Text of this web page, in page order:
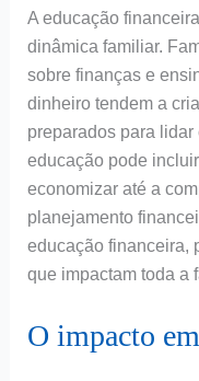
A educação
dinâmica familiar.
sobre finanças e
dinheiro tendem a
preparados para
educação pode
economizar até a
planejamento
educação financeira,
que impactam toda a
O impacto